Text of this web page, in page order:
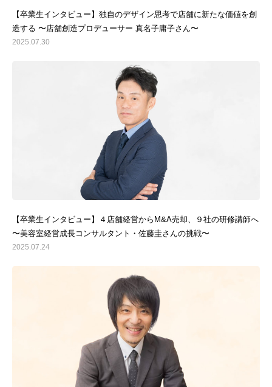
【卒業生インタビュー】独自のデザイン思考で店舗に新たな価値を創
造する 〜店舗創造プロデューサー 真名子庸子さん〜
2025.07.30
【卒業生インタビュー】４店舗経営からM&A売却、９社の研修講師へ
〜美容室経営成長コンサルタント・佐藤圭さんの挑戦〜
2025.07.24
はじめての方へ
志師塾の特徴
講座を探す
活躍する卒業生・受講生
お役立ち情報